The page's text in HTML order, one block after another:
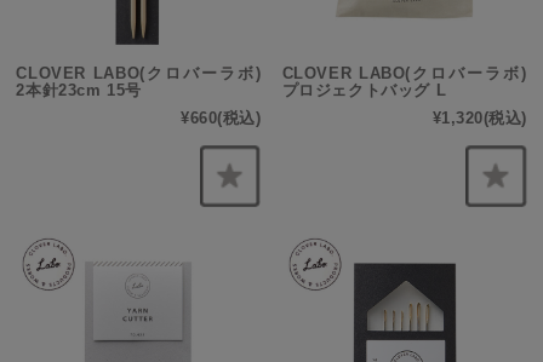
CLOVER LABO(クロバーラボ)
2本針23cm 15号
¥660(税込)
CLOVER LABO(クロバーラボ)
プロジェクトバッグ L
¥1,320(税込)